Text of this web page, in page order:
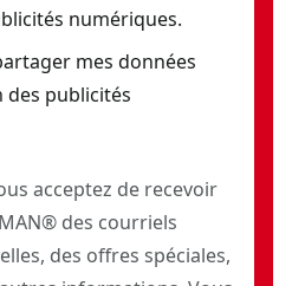
numériques.
mes données
des publicités
acceptez de recevoir
des courriels
des offres spéciales,